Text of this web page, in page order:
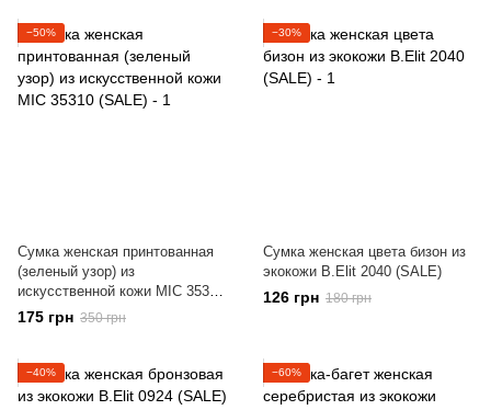
−50%
Сумка женская принтованная
(зеленый узор) из
искусственной кожи МІС 35310
(SALE)
175 грн 350 грн
−30%
Сумка женская цвета бизон из
экокожи B.Elit 2040 (SALE)
126 грн 180 грн
−40% −60%